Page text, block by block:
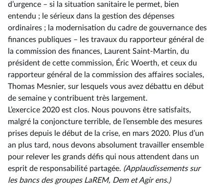
d’urgence –⁠ si la situation sanitaire le permet, bien
entendu ; le sérieux dans la gestion des dépenses
ordinaires ; la modernisation du cadre de gouvernance des
finances publiques –⁠ les travaux du rapporteur général de
la commission des finances, Laurent Saint-Martin, du
président de cette commission, Éric Woerth, et ceux du
rapporteur général de la commission des affaires sociales,
Thomas Mesnier, sur lesquels vous avez débattu en début
de semaine y contribuent très largement.
L’exercice 2020 est clos. Nous pouvons être satisfaits,
malgré la conjoncture terrible, de l’ensemble des mesures
prises depuis le début de la crise, en mars 2020. Plus d’un
an plus tard, nous devons absolument travailler ensemble
pour relever les grands défis qui nous attendent dans un
esprit de responsabilité partagée. (Applaudissements sur
les bancs des groupes LaREM, Dem et Agir ens.)